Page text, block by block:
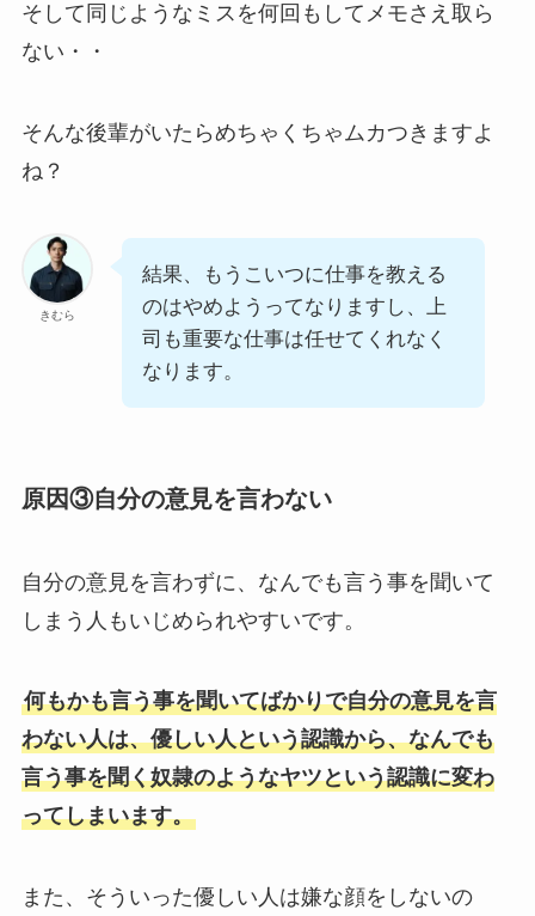
そして同じようなミスを何回もしてメモさえ取ら
ない・・
そんな後輩がいたらめちゃくちゃムカつきますよ
ね？
きむら
結果、もうこいつに仕事を教える
のはやめようってなりますし、上
司も重要な仕事は任せてくれなく
なります。
原因③自分の意見を言わない
自分の意見を言わずに、なんでも言う事を聞いて
しまう人もいじめられやすいです。
何もかも言う事を聞いてばかりで自分の意見を言
わない人は、優しい人という認識から、なんでも
言う事を聞く奴隷のようなヤツという認識に変わ
ってしまいます。
また、そういった優しい人は嫌な顔をしないの